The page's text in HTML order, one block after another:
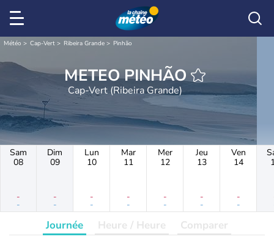
Météo Cap-Vert Ribeira Grande Pinhão
METEO PINHÃO
Cap-Vert (Ribeira Grande)
Sam
08
-
-
Dim
09
-
-
Lun
10
-
-
Mar
11
-
-
Mer
12
-
-
Jeu
13
-
-
Ven
14
-
-
Journée Heure / Heure Comparer